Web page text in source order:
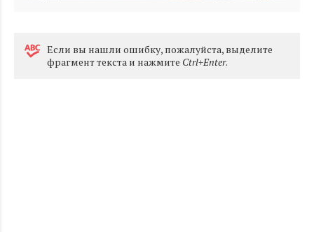
Eсли вы нашли ошибку, пожалуйста, выделите
фрагмент текста и нажмите Ctrl+Enter.